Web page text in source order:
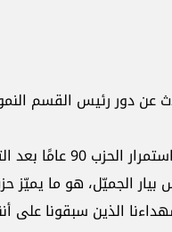
عن دور رئيس القسم
وقال:
الذين سبقونا على